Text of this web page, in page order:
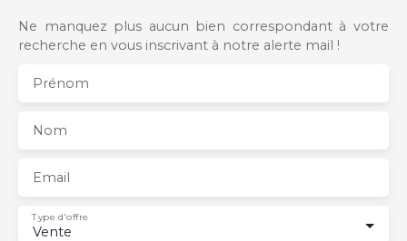
Ne manquez plus aucun bien correspondant à votre
recherche en vous inscrivant à notre alerte mail !
Prénom
Nom
Email
Vente
Type d'offre